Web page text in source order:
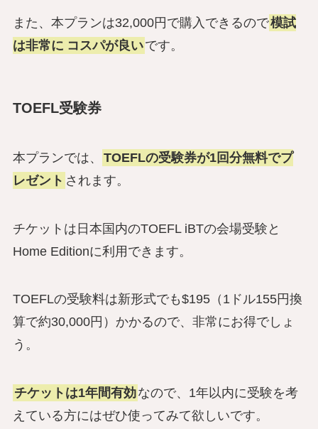
また、本プランは32,000円で購入できるので模試
は非常に コスパが良いです。
TOEFL受験券
本プランでは、
TOEFLの受験券が1回分無料でプ
レゼント されます。
チケットは日本国内のTOEFL iBTの会場受験と
Home Editionに利用できます。
TOEFLの受験料は新形式でも$195（1ドル155円換
算で約30,000円）かかるので、非常にお得でしょ
う。
チケットは1年間有効なので、1年以内に受験を考
えている方にはぜひ使ってみて欲しいです。